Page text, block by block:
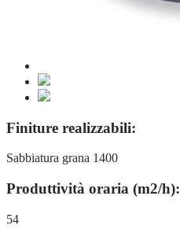
Finiture realizzabili:
Sabbiatura grana 1400
Produttività oraria (m2/h):
54